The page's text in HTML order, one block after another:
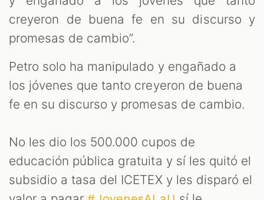
creyeron de buena fe en su discurso y
promesas de cambio”.
Petro solo ha manipulado y engañado a
los jóvenes que tanto creyeron de buena
fe en su discurso y promesas de cambio.
No les dio los 500.000 cupos de
educación pública gratuita y sí les quitó el
subsidio a tasa del ICETEX y les disparó el